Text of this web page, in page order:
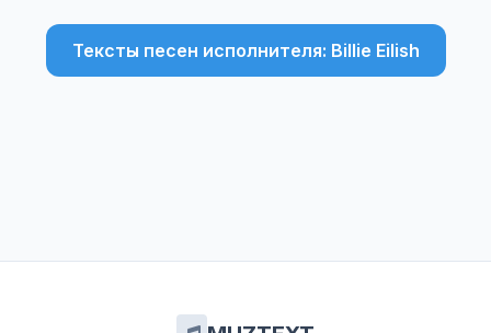
Тексты песен исполнителя: Billie Eilish